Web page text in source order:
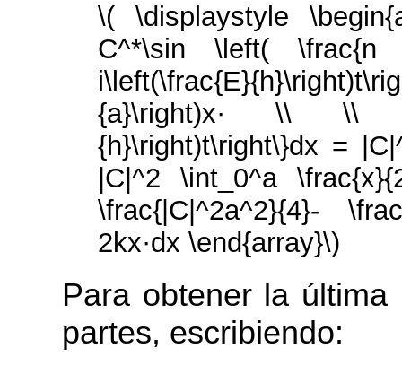
\( \displaystyle
C^*\sin \left( \frac{n
{a}\right)x· \\ \\
{h}\right)t\right\}dx =
|C|^2 \int_0^a
\frac{|C|^2a^2}{4}-
2kx·dx \end{array}\)
Para obtener la
partes, escribiendo: